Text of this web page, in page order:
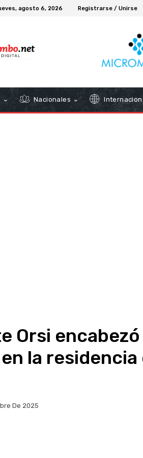
agosto 6, 2026 Registrarse / Unirse
Nacionales
Orsi
la residencia
De 2025